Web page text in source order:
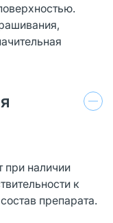
при наличии
к
препарата.